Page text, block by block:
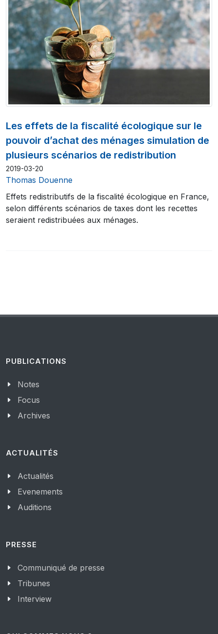
Les effets de la fiscalité écologique sur le
pouvoir d’achat des ménages simulation de
plusieurs scénarios de redistribution
2019-03-20
Thomas Douenne
Effets redistributifs de la fiscalité écologique en France,
selon différents scénarios de taxes dont les recettes
seraient redistribuées aux ménages.
PUBLICATIONS
Notes
Focus
Archives
ACTUALITÉS
Actualités
Evenements
Auditions
PRESSE
Communiqué de presse
Tribunes
Interview